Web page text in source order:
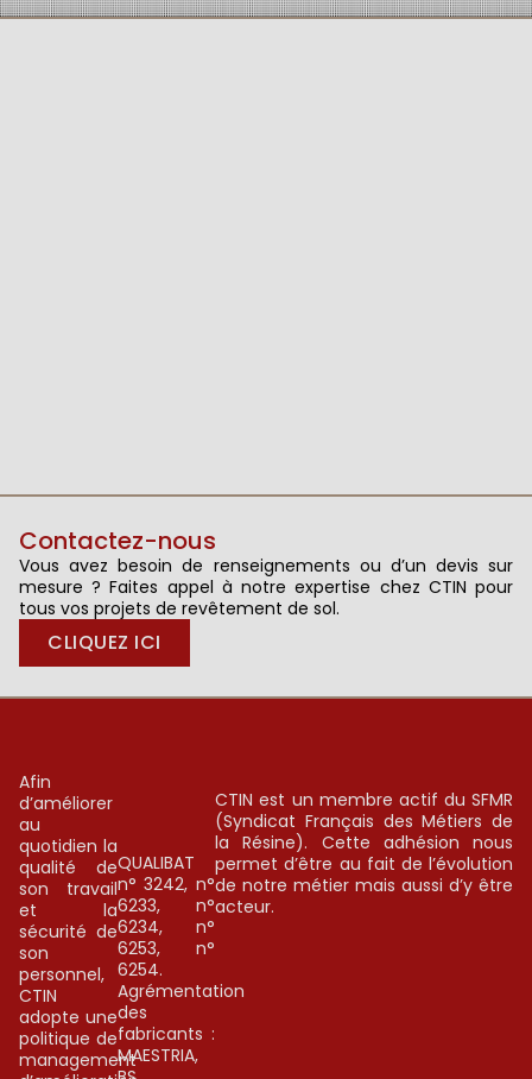
Afin
d’améliorer
au
quotidien la
qualité de
son travail
et la
sécurité de
son
personnel,
CTIN
adopte une
politique de
management
QUALIBAT
n° 3242, n°
6233, n°
6234, n°
6253, n°
6254.
Agrémentation
des
fabricants :
MAESTRIA,
CTIN est un membre actif du SFMR
(Syndicat Français des Métiers de
la Résine). Cette adhésion nous
permet d’être au fait de l’évolution
de notre métier mais aussi d’y être
acteur.
Contactez-nous
Vous avez besoin de renseignements ou d’un devis sur
mesure ? Faites appel à notre expertise chez CTIN pour
tous vos projets de revêtement de sol.
CLIQUEZ ICI